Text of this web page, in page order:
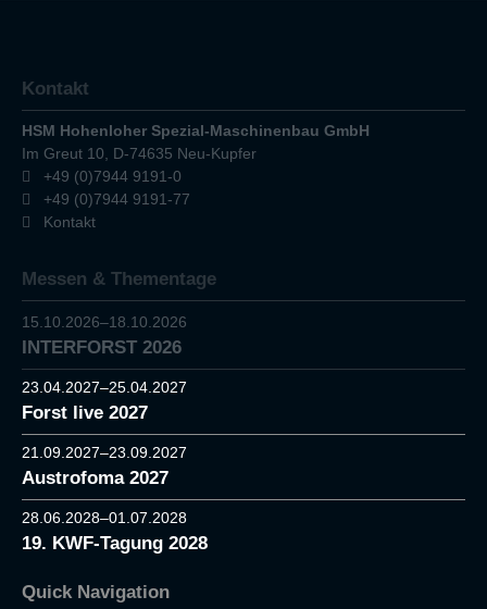
Kontakt
HSM Hohenloher Spezial-Maschinenbau GmbH
Im Greut 10, D-74635 Neu-Kupfer
+49 (0)7944 9191-0
+49 (0)7944 9191-77
Kontakt
Messen & Thementage
15.10.2026–18.10.2026
INTERFORST 2026
23.04.2027–25.04.2027
Forst live 2027
21.09.2027–23.09.2027
Austrofoma 2027
28.06.2028–01.07.2028
19. KWF-Tagung 2028
Quick Navigation